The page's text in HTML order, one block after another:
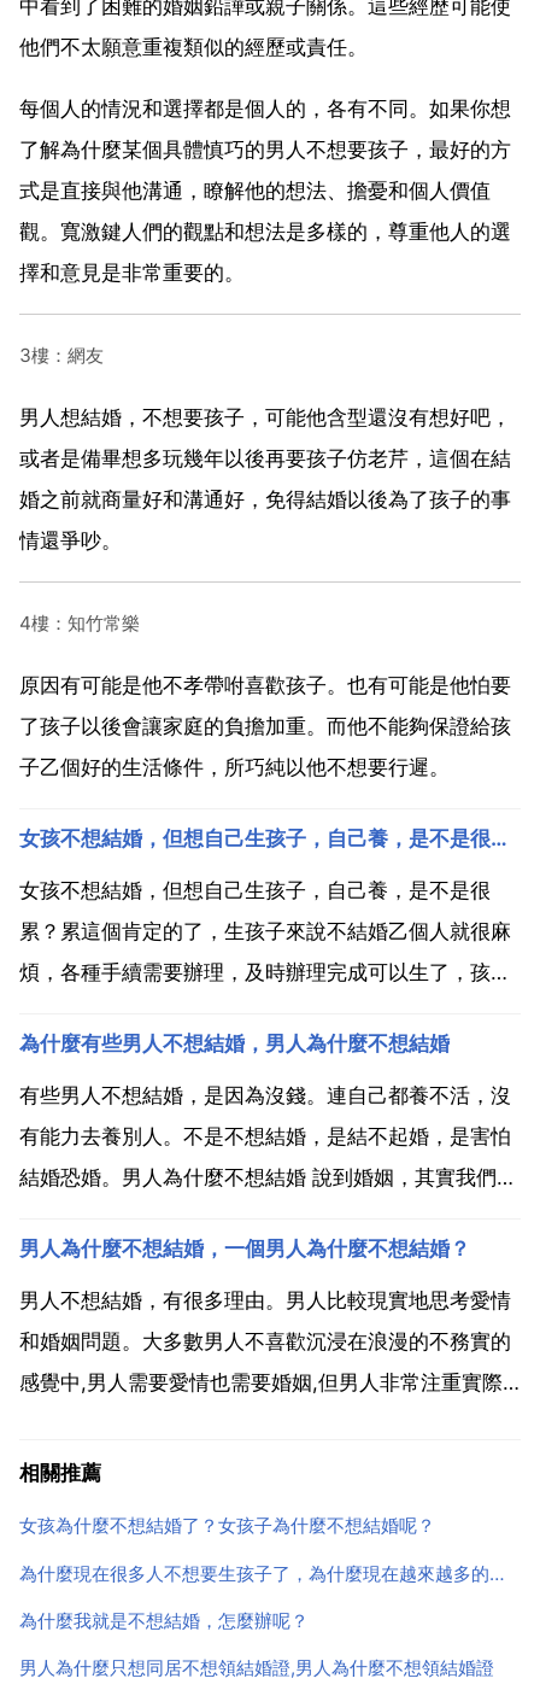
中看到了困難的婚姻鉛譁或親子關係。這些經歷可能使
他們不太願意重複類似的經歷或責任。
每個人的情況和選擇都是個人的，各有不同。如果你想
了解為什麼某個具體慎巧的男人不想要孩子，最好的方
式是直接與他溝通，瞭解他的想法、擔憂和個人價值
觀。寬激鍵人們的觀點和想法是多樣的，尊重他人的選
擇和意見是非常重要的。
3樓：網友
男人想結婚，不想要孩子，可能他含型還沒有想好吧，
或者是備畢想多玩幾年以後再要孩子仿老芹，這個在結
婚之前就商量好和溝通好，免得結婚以後為了孩子的事
情還爭吵。
4樓：知竹常樂
原因有可能是他不孝帶咐喜歡孩子。也有可能是他怕要
了孩子以後會讓家庭的負擔加重。而他不能夠保證給孩
子乙個好的生活條件，所巧純以他不想要行遲。
女孩不想結婚，但想自己生孩子，自己養，是不是很累？ 200
女孩不想結婚，但想自己生孩子，自己養，是不是很
累？累這個肯定的了，生孩子來說不結婚乙個人就很麻
煩，各種手續需要辦理，及時辦理完成可以生了，孩子
弊孝父親租襪稿這方面的關愛，他心裡上會有一些不一
樣的感覺，現在生孩子不是簡單的就是生下來養活就行
了，而是讓他有...
為什麼有些男人不想結婚，男人為什麼不想結婚
有些男人不想結婚，是因為沒錢。連自己都養不活，沒
有能力去養別人。不是不想結婚，是結不起婚，是害怕
結婚恐婚。男人為什麼不想結婚 說到婚姻，其實我們很
甜蜜的，尤其是當兩個人相互喜歡的時候，這樣男生就
會積極主動的去關心女生愛護女生，正是在男生不斷的
關心和愛護...
男人為什麼不想結婚，一個男人為什麼不想結婚？
男人不想結婚，有很多理由。男人比較現實地思考愛情
和婚姻問題。大多數男人不喜歡沉浸在浪漫的不務實的
感覺中,男人需要愛情也需要婚姻,但男人非常注重實際.
其實男人不是不願意結婚，只是時機尚未成熟。男人非
相關推薦
女孩為什麼不想結婚了？女孩子為什麼不想結婚呢？
為什麼現在很多人不想要生孩子了，為什麼現在越來越多的人不想生孩子？
為什麼我就是不想結婚，怎麼辦呢？
男人為什麼只想同居不想領結婚證,男人為什麼不想領結婚證